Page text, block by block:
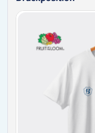
Zum
Bildgalerie
springen
Zum
Bildgalerie
springen